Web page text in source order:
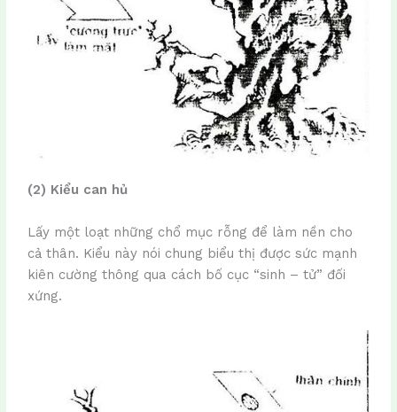
(2) Kiểu can hủ
Lấy một loạt những chổ mục rỗng để làm nền cho
cả thân. Kiểu này nói chung biểu thị được sức mạnh
kiên cường thông qua cách bố cục “sinh – tử” đối
xứng.